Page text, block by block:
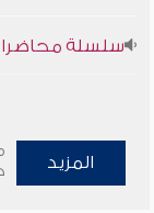
سلسلة محاضرات
المزيد